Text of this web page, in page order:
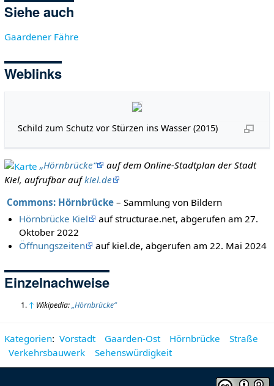
Siehe auch
Gaardener Fähre
Weblinks
Schild zum Schutz vor Stürzen ins Wasser (2015)
„Hörnbrücke“
auf dem Online-Stadtplan der Stadt
Kiel, aufrufbar aufkiel.de
Commons: Hörnbrücke– Sammlung von Bildern
Hörnbrücke Kiel
auf structurae.net, abgerufen am 27.
Oktober 2022
Öffnungszeiten
auf kiel.de, abgerufen am 22. Mai 2024
Einzelnachweise
↑ Wikipedia:„Hörnbrücke“
Kategorien: Vorstadt Gaarden-Ost Hörnbrücke
Straße
Verkehrsbauwerk
Sehenswürdigkeit